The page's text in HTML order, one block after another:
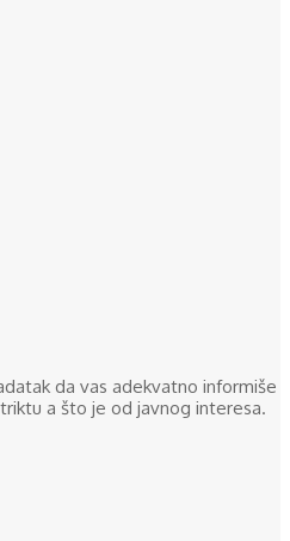
da vas adekvatno informiše
a što je od javnog interesa.